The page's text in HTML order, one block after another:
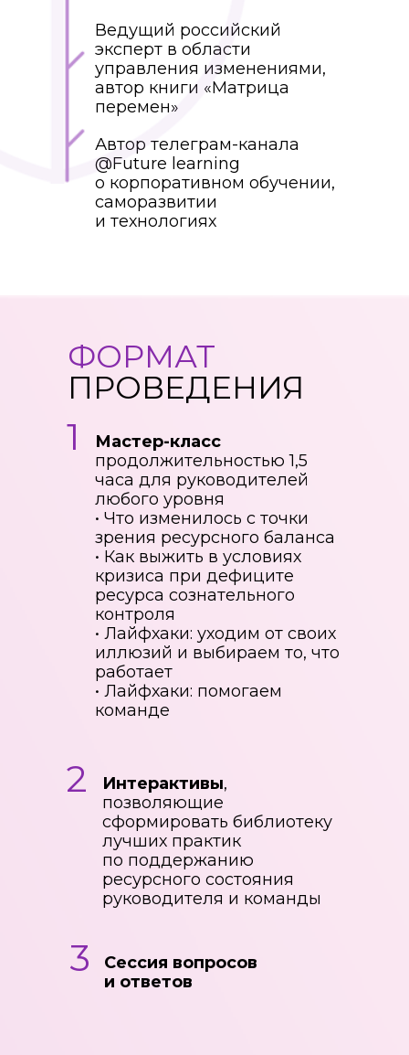
Ведущий российский
эксперт в области
управления изменениями,
автор книги «Матрица
перемен»
Автор телеграм-канала
@Future learning
о корпоративном обучении,
саморазвитии
и технологиях
ФОРМАТ
ПРОВЕДЕНИЯ
1
2
3
Мастер-класс
продолжительностью 1,5
часа для руководителей
любого уровня
• Что изменилось с точки
зрения ресурсного баланса
• Как выжить в условиях
кризиса при дефиците
ресурса сознательного
контроля
• Лайфхаки: уходим от своих
иллюзий и выбираем то, что
работает
• Лайфхаки: помогаем
команде
Интерактивы,
позволяющие
сформировать библиотеку
лучших практик
по поддержанию
ресурсного состояния
руководителя и команды
Сессия вопросов
и ответов